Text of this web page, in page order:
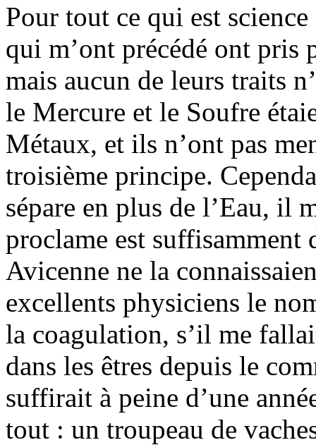
Pour tout ce qui est
qui m’ont précédé ont pris
mais aucun de leurs traits
le Mercure et le Soufre
Métaux, et ils n’ont pas
troisième principe.
sépare en plus de l’Eau, il
proclame est
Avicenne ne la
excellents physiciens le
la coagulation, s’il me
dans les êtres depuis le
suffirait à peine d’une
tout : un troupeau de